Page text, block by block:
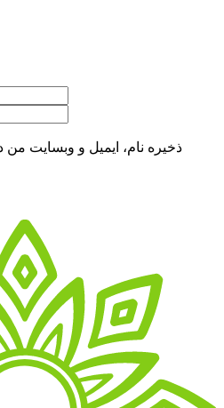
ذخیره نام، ایمیل و وبسایت